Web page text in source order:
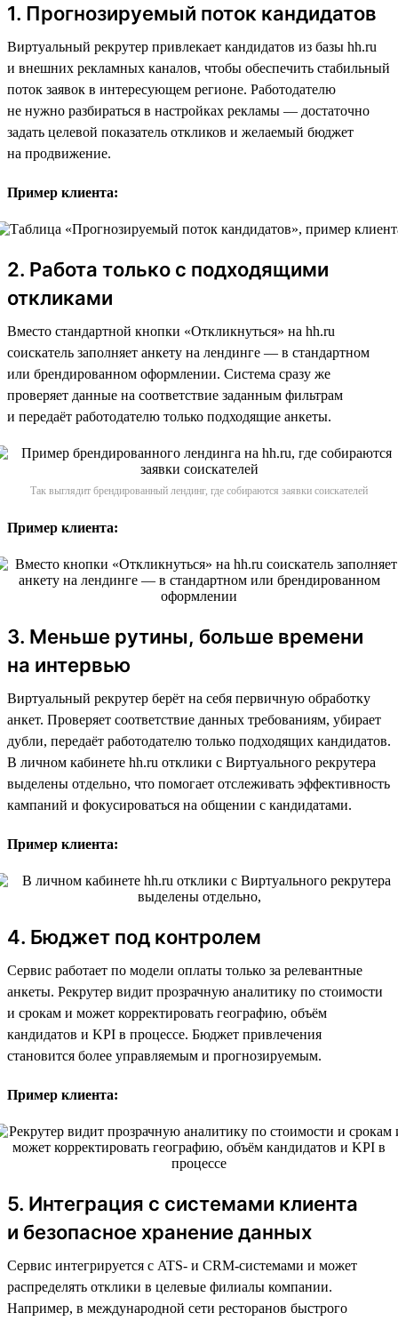
1. Прогнозируемый поток кандидатов
Виртуальный рекрутер привлекает кандидатов из базы hh.ru
и внешних рекламных каналов, чтобы обеспечить стабильный
поток заявок в интересующем регионе. Работодателю
не нужно разбираться в настройках рекламы — достаточно
задать целевой показатель откликов и желаемый бюджет
на продвижение.
Пример клиента:
2. Работа только с подходящими
откликами
Вместо стандартной кнопки «Откликнуться» на hh.ru
соискатель заполняет анкету на лендинге — в стандартном
или брендированном оформлении. Система сразу же
проверяет данные на соответствие заданным фильтрам
и передаёт работодателю только подходящие анкеты.
Так выглядит брендированный лендинг, где собираются заявки соискателей
Пример клиента:
3. Меньше рутины, больше времени
на интервью
Виртуальный рекрутер берёт на себя первичную обработку
анкет. Проверяет соответствие данных требованиям, убирает
дубли, передаёт работодателю только подходящих кандидатов.
В личном кабинете hh.ru отклики с Виртуального рекрутера
выделены отдельно, что помогает отслеживать эффективность
кампаний и фокусироваться на общении с кандидатами.
Пример клиента:
4. Бюджет под контролем
Сервис работает по модели оплаты только за релевантные
анкеты. Рекрутер видит прозрачную аналитику по стоимости
и срокам и может корректировать географию, объём
кандидатов и KPI в процессе. Бюджет привлечения
становится более управляемым и прогнозируемым.
Пример клиента:
5. Интеграция с системами клиента
и безопасное хранение данных
Сервис интегрируется с ATS- и CRM-системами и может
распределять отклики в целевые филиалы компании.
Например, в международной сети ресторанов быстрого